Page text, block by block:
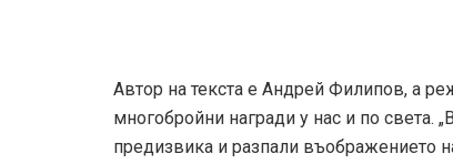
Автор на текста е Андрей Филипов, а
многобройни награди у нас и по света.
предизвика и разпали въображението